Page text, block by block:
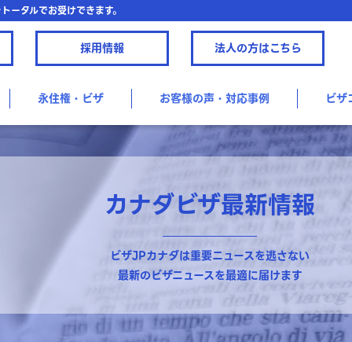
ータルでお受けできます。
採用情報 法人の方はこちら
永住権・ビザ お客様の声・対応事例 ビザ
カナダビザ最新情報
ビザJPカナダは重要ニュースを逃さない
最新のビザニュースを最適に届けます